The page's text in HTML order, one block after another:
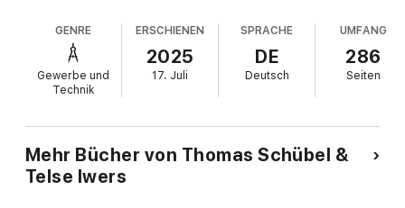
GENRE
Gewerbe und
Technik
ERSCHIENEN
2025
17. Juli
SPRACHE
DE
Deutsch
UMFANG
286
Seiten
Mehr Bücher von Thomas Schübel &
Telse Iwers